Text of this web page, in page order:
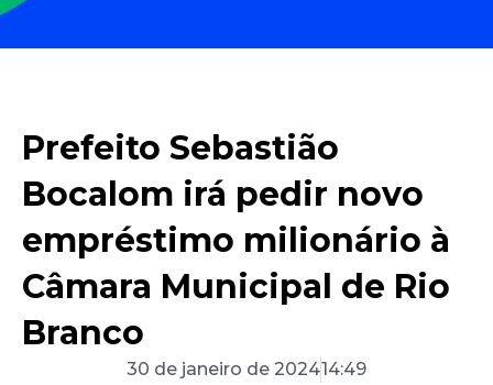
Prefeito Sebastião
Bocalom irá pedir novo
empréstimo milionário à
Câmara Municipal de Rio
Branco
30 de janeiro de 202414:49